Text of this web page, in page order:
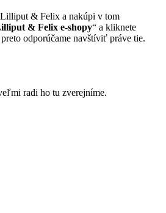
& Felix a nakúpi v tom
& Felix e-shopy“ a kliknete
odporúčame navštíviť práve tie.
radi ho tu zverejníme.